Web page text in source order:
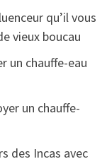
qu’il vous
vieux boucau
un chauffe-eau
un chauffe-
des Incas avec